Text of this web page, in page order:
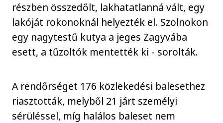
részben összedőlt, lakhatatlanná vált, egy
lakóját rokonoknál helyezték el. Szolnokon
egy nagytestű kutya a jeges Zagyvába
esett, a tűzoltók mentették ki - sorolták.
A rendőrséget 176 közlekedési balesethez
riasztották, melyből 21 járt személyi
sérüléssel, míg halálos baleset nem